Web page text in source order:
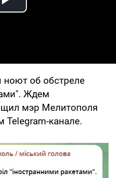
Play Video
ноют об обстреле
Ждем
мэр Мелитополя
Telegram-канале.